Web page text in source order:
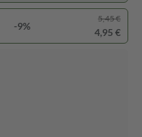
-9%
5,45 €
4,95 €